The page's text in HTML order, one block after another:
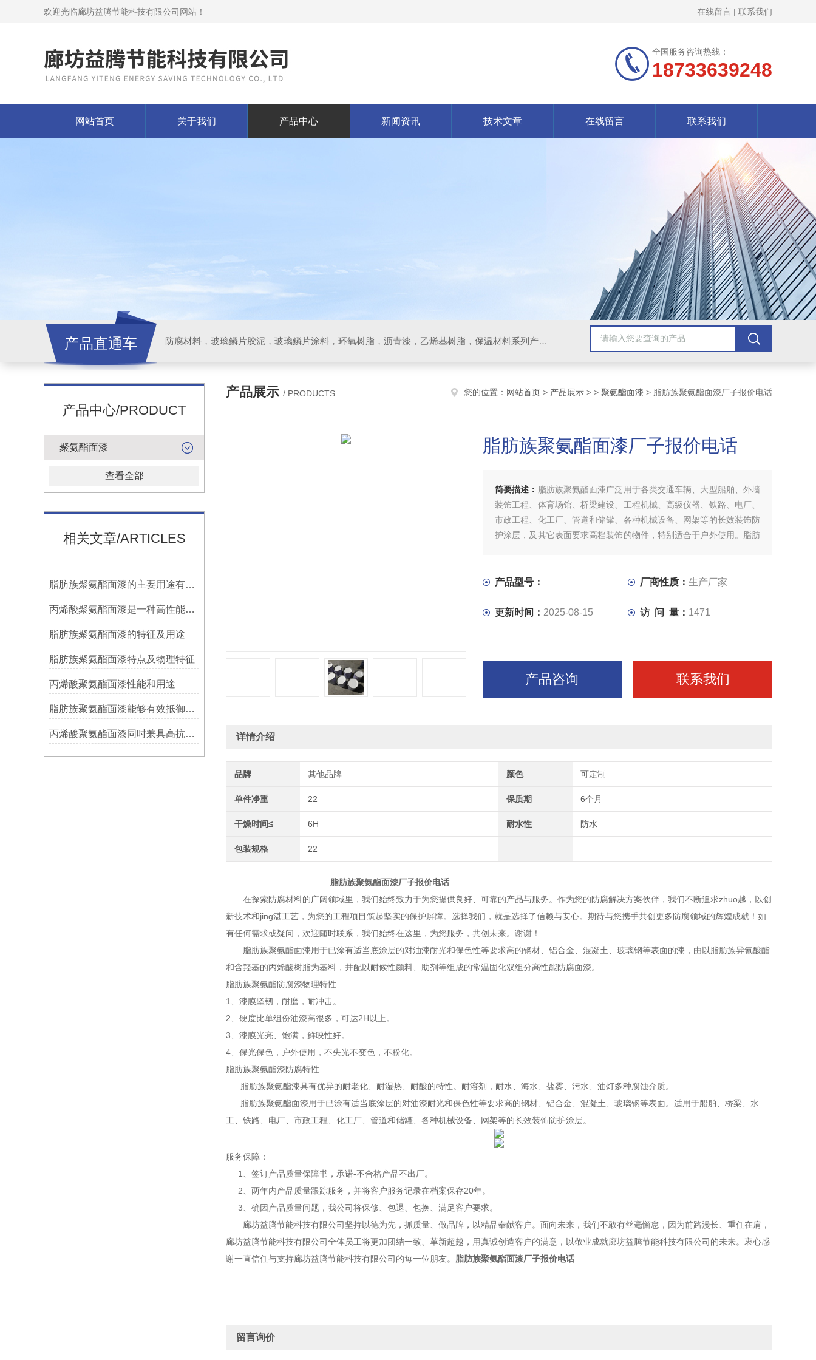
欢迎光临廊坊益腾节能科技有限公司网站！ 在线留言 | 联系我们
全国服务咨询热线：
18733639248
网站首页 关于我们 产品中心 新闻资讯 技术文章 在线留言 联系我们
产品直通车 防腐材料，玻璃鳞片胶泥，玻璃鳞片涂料，环氧树脂，沥青漆，乙烯基树脂，保温材料系列产品。
产品中心/PRODUCT
聚氨酯面漆
查看全部
相关文章/ARTICLES
脂肪族聚氨酯面漆的主要用途有哪些？
丙烯酸聚氨酯面漆是一种高性能涂料
脂肪族聚氨酯面漆的特征及用途
脂肪族聚氨酯面漆特点及物理特征
丙烯酸聚氨酯面漆性能和用途
脂肪族聚氨酯面漆能够有效抵御紫外线、湿热、酸雨等恶劣环境
丙烯酸聚氨酯面漆同时兼具高抗冲击性和耐磨性
产品展示 / PRODUCTS 您的位置： 网站首页 > 产品展示 > > 聚氨酯面漆 > 脂肪族聚氨酯面漆厂子报价电话
脂肪族聚氨酯面漆厂子报价电话
简要描述： 脂肪族聚氨酯面漆广泛用于各类交通车辆、大型船舶、外墙
装饰工程、体育场馆、桥梁建设、工程机械、高级仪器、铁路、电厂、
市政工程、化工厂、管道和储罐、各种机械设备、网架等的长效装饰防
护涂层，及其它表面要求高档装饰的物件，特别适合于户外使用。脂肪
产品型号： 厂商性质： 生产厂家
更新时间： 2025-08-15 访 问 量： 1471
产品咨询 联系我们
详情介绍
品牌 其他品牌 颜色 可定制
单件净重 22 保质期 6个月
干燥时间≤ 6H 耐水性 防水
包装规格 22
脂肪族聚氨酯面漆厂子报价电话
在探索防腐材料的广阔领域里，我们始终致力于为您提供良好、可靠的产品与服务。作为您的防腐解决方案伙伴，我们不断追求zhuo越，以创
新技术和jing湛工艺，为您的工程项目筑起坚实的保护屏障。选择我们，就是选择了信赖与安心。期待与您携手共创更多防腐领域的辉煌成就！如
有任何需求或疑问，欢迎随时联系，我们始终在这里，为您服务，共创未来。谢谢！
脂肪族聚氨酯面漆用于已涂有适当底涂层的对油漆耐光和保色性等要求高的钢材、铝合金、混凝土、玻璃钢等表面的漆，由以脂肪族异氰酸酯
和含羟基的丙烯酸树脂为基料，并配以耐候性颜料、助剂等组成的常温固化双组分高性能防腐面漆。
脂肪族聚氨酯防腐漆物理特性
1、漆膜坚韧，耐磨，耐冲击。
2、硬度比单组份油漆高很多，可达2H以上。
3、漆膜光亮、饱满，鲜映性好。
4、保光保色，户外使用，不失光不变色，不粉化。
脂肪族聚氨酯漆防腐特性
脂肪族聚氨酯漆具有优异的耐老化、耐湿热、耐酸的特性。耐溶剂，耐水、海水、盐雾、污水、油灯多种腐蚀介质。
脂肪族聚氨酯面漆用于已涂有适当底涂层的对油漆耐光和保色性等要求高的钢材、铝合金、混凝土、玻璃钢等表面。适用于船舶、桥梁、水
工、铁路、电厂、市政工程、化工厂、管道和储罐、各种机械设备、网架等的长效装饰防护涂层。
服务保障：
1、签订产品质量保障书，承诺-不合格产品不出厂。
2、两年内产品质量跟踪服务，并将客户服务记录在档案保存20年。
3、确因产品质量问题，我公司将保修、包退、包换、满足客户要求。
廊坊益腾节能科技有限公司坚持以德为先，抓质量、做品牌，以精品奉献客户。面向未来，我们不敢有丝毫懈怠，因为前路漫长、重任在肩，
廊坊益腾节能科技有限公司全体员工将更加团结一致、革新超越，用真诚创造客户的满意，以敬业成就廊坊益腾节能科技有限公司的未来。衷心感
谢一直信任与支持廊坊益腾节能科技有限公司的每一位朋友。 脂肪族聚氨酯面漆厂子报价电话
留言询价